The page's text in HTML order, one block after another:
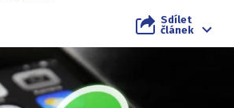
Sdílet
článek